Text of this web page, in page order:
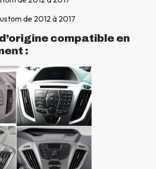
de 2012 à 2017
compatible en
: